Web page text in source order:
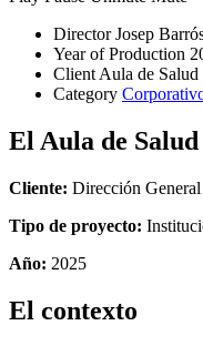
DirectorJosep
Year of Production
Client Aula de
Category
El Aula de
Cliente: Dirección
Tipo de proyecto:
Año: 2025
El contexto